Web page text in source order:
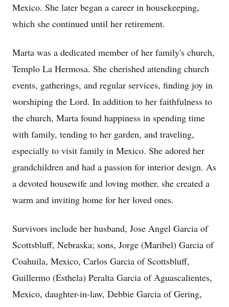
Mexico. She later began a career in housekeeping,
which she continued until her retirement.
Marta was a dedicated member of her family's church,
Templo La Hermosa. She cherished attending church
events, gatherings, and regular services, finding joy in
worshiping the Lord. In addition to her faithfulness to
the church, Marta found happiness in spending time
with family, tending to her garden, and traveling,
especially to visit family in Mexico. She adored her
grandchildren and had a passion for interior design. As
a devoted housewife and loving mother, she created a
warm and inviting home for her loved ones.
Survivors include her husband, Jose Angel Garcia of
Scottsbluff, Nebraska; sons, Jorge (Maribel) Garcia of
Coahuila, Mexico, Carlos Garcia of Scottsbluff,
Guillermo (Esthela) Peralta Garcia of Aguascalientes,
Mexico, daughter-in-law, Debbie Garcia of Gering,